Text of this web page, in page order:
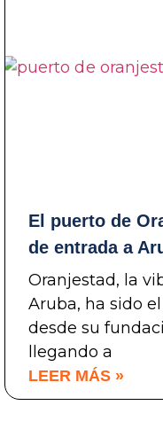
El puerto de
de entrada a
Oranjestad, la
Aruba, ha sido
desde su
llegando a
LEER MÁS »